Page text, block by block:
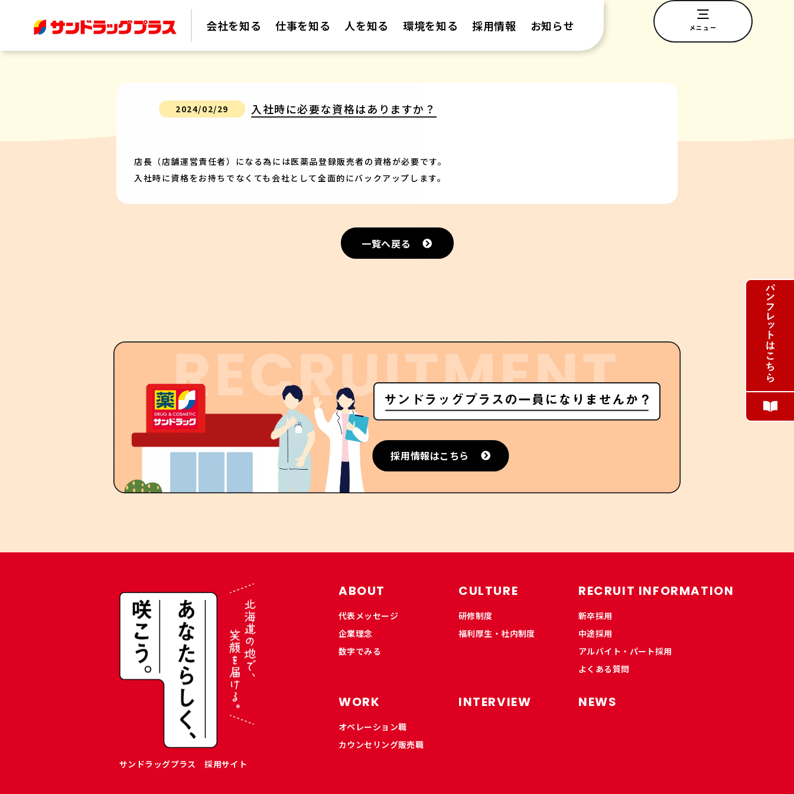
会社を知る 仕事を知る 人を知る 環境を知る 採用情報 お知らせ メニュー
2024/02/29 入社時に必要な資格はありますか？
店長（店舗運営責任者）になる為には医薬品登録販売者の資格が必要です。
入社時に資格をお持ちでなくても会社として全面的にバックアップします。
一覧へ戻る
採用情報はこちら
サンドラッグプラス 採用サイト
ABOUT
代表メッセージ
企業理念
数字でみる
CULTURE
研修制度
福利厚生・社内制度
RECRUIT INFORMATION
新卒採用
中途採用
アルバイト・パート採用
よくある質問
WORK
オペレーション職
カウンセリング販売職
INTERVIEW NEWS